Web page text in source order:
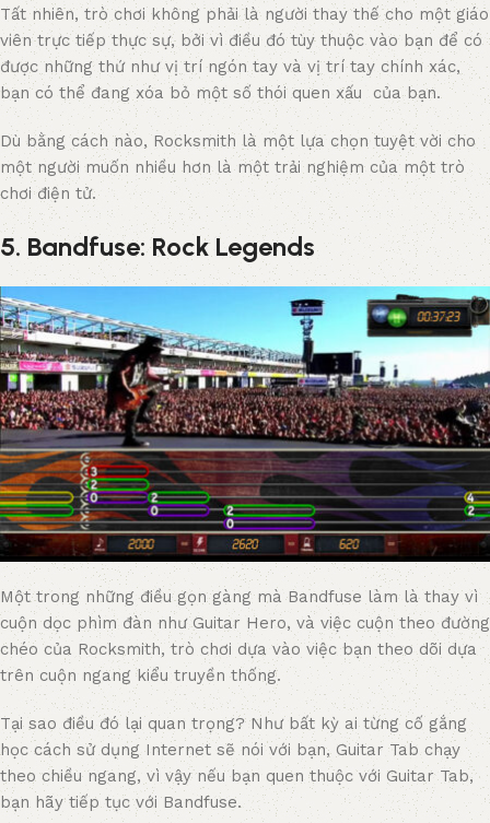
Tất nhiên, trò chơi không phải là người thay thế cho một giáo
viên trực tiếp thực sự, bởi vì điều đó tùy thuộc vào bạn để có
được những thứ như vị trí ngón tay và vị trí tay chính xác,
bạn có thể đang xóa bỏ một số thói quen xấu của bạn.
Dù bằng cách nào, Rocksmith là một lựa chọn tuyệt vời cho
một người muốn nhiều hơn là một trải nghiệm của một trò
chơi điện tử.
5. Bandfuse: Rock Legends
Một trong những điều gọn gàng mà Bandfuse làm là thay vì
cuộn dọc phìm đàn như Guitar Hero, và việc cuộn theo đường
chéo của Rocksmith, trò chơi dựa vào việc bạn theo dõi dựa
trên cuộn ngang kiểu truyền thống.
Tại sao điều đó lại quan trọng? Như bất kỳ ai từng cố gắng
học cách sử dụng Internet sẽ nói với bạn, Guitar Tab chạy
theo chiều ngang, vì vậy nếu bạn quen thuộc với Guitar Tab,
bạn hãy tiếp tục với Bandfuse.